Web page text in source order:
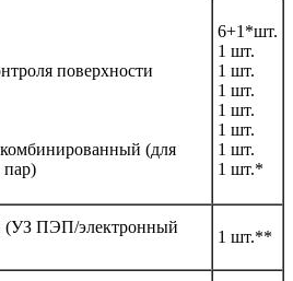
поверхности
(для
пар)
6+1*шт.
1 шт.
1 шт.
1 шт.
1 шт.
1 шт.
1 шт.
1 шт.*
(УЗ ПЭП/электронный
1 шт.**